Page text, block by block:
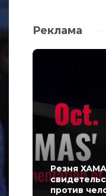
Реклама
Резня
против